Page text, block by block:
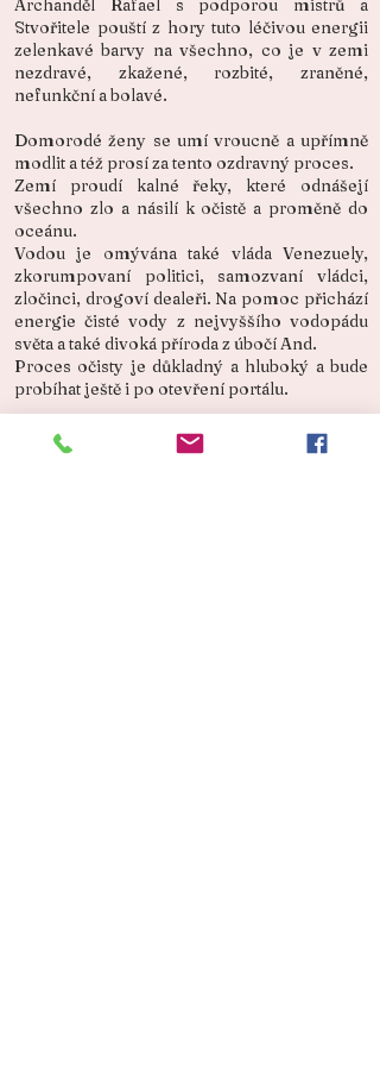
Archanděl Rafael s podporou mistrů a
Stvořitele pouští z hory tuto léčivou energii
zelenkavé barvy na všechno, co je v zemi
nezdravé, zkažené, rozbité, zraněné,
nefunkční a bolavé.
Domorodé ženy se umí vroucně a upřímně
modlit a též prosí za tento ozdravný proces.
Zemí proudí kalné řeky, které odnášejí
všechno zlo a násilí k očistě a proměně do
oceánu.
Vodou je omývána také vláda Venezuely,
zkorumpovaní politici, samozvaní vládci,
zločinci, drogoví dealeři. Na pomoc přichází
energie čisté vody z nejvyššího vodopádu
světa a také divoká příroda z úbočí And.
Proces očisty je důkladný a hluboký a bude
probíhat ještě i po otevření portálu.
Archanděl Rafael byl povolán k léčení,
jelikož země je nemocná ve všech smyslech